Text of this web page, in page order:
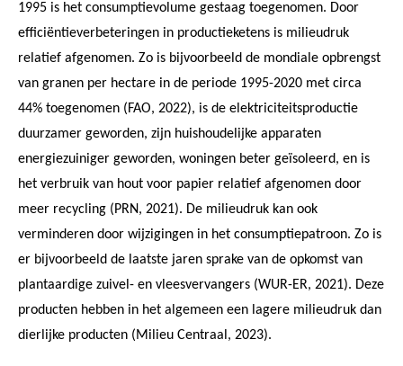
1995 is het consumptievolume gestaag toegenomen. Door
efficiëntieverbeteringen in productieketens is milieudruk
relatief afgenomen. Zo is bijvoorbeeld de mondiale opbrengst
van granen per hectare in de periode 1995-2020 met circa
44% toegenomen (FAO, 2022), is de elektriciteitsproductie
duurzamer geworden, zijn huishoudelijke apparaten
energiezuiniger geworden, woningen beter geïsoleerd, en is
het verbruik van hout voor papier relatief afgenomen door
meer recycling (PRN, 2021). De milieudruk kan ook
verminderen door wijzigingen in het consumptiepatroon. Zo is
er bijvoorbeeld de laatste jaren sprake van de opkomst van
plantaardige zuivel- en vleesvervangers (WUR-ER, 2021). Deze
producten hebben in het algemeen een lagere milieudruk dan
dierlijke producten (Milieu Centraal, 2023).